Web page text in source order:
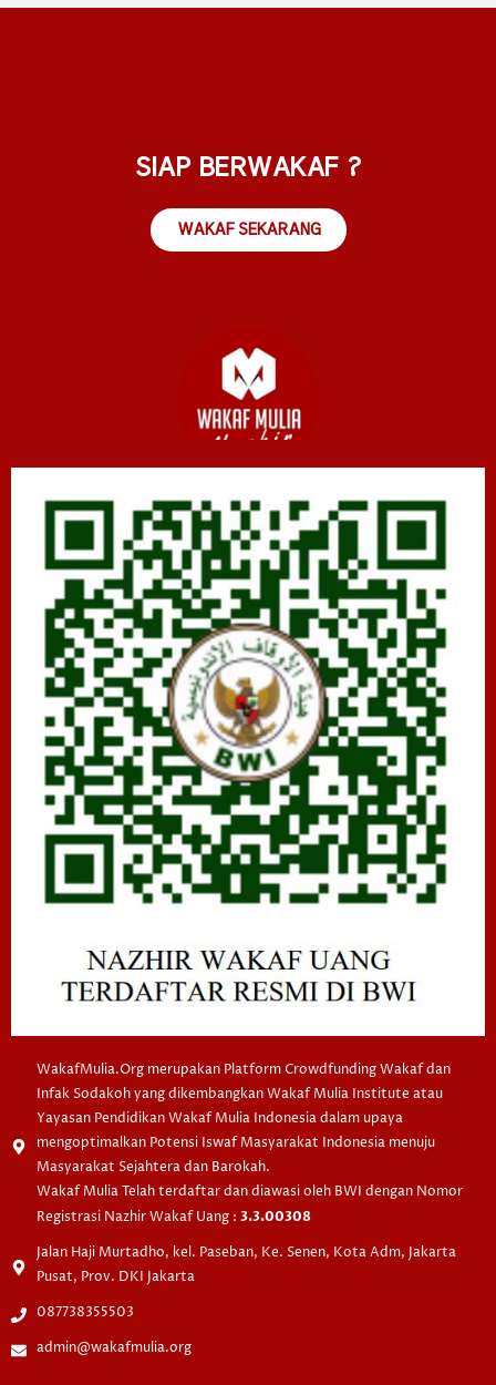
SIAP BERWAKAF ?
WAKAF SEKARANG
WakafMulia.Org merupakan Platform Crowdfunding Wakaf dan
Infak Sodakoh yang dikembangkan Wakaf Mulia Institute atau
Yayasan Pendidikan Wakaf Mulia Indonesia dalam upaya
mengoptimalkan Potensi Iswaf Masyarakat Indonesia menuju
Masyarakat Sejahtera dan Barokah.
Wakaf Mulia Telah terdaftar dan diawasi oleh BWI dengan Nomor
Registrasi Nazhir Wakaf Uang : 3.3.00308
Jalan Haji Murtadho, kel. Paseban, Ke. Senen, Kota Adm, Jakarta
Pusat, Prov. DKI Jakarta
087738355503
admin@wakafmulia.org